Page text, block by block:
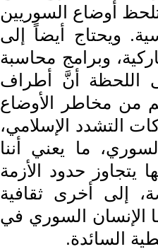
أوضاع السوريين
ويحتاج أيضاً إلى
وبرامج محاسبة
اللحظة أنَّ أطراف
من مخاطر الأوضاع
التشدد الإسلامي،
ما يعني أننا
حدود الأزمة
إلى أخرى ثقافية
الإنسان السوري في
السائدة.